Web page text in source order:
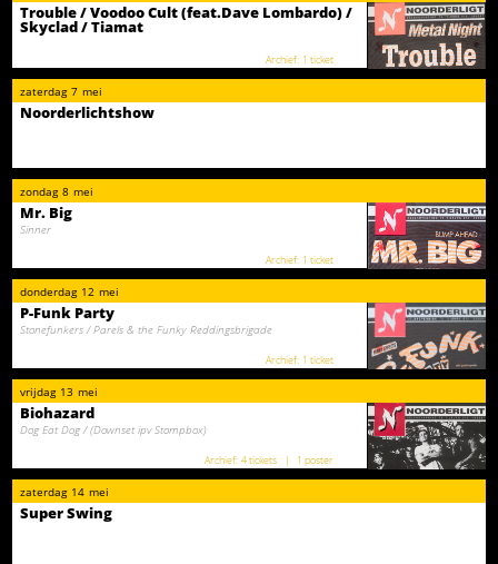
Trouble / Voodoo Cult (feat.Dave Lombardo) /
Skyclad / Tiamat
1 ticket
zaterdag 7 mei
Noorderlichtshow
zondag 8 mei
Mr. Big
Sinner
1 ticket
donderdag 12 mei
P-Funk Party
Stonefunkers / Parels & the Funky Reddingsbrigade
1 ticket
vrijdag 13 mei
Biohazard
Dog Eat Dog / (Downset ipv Stompbox)
4 tickets 1 poster
zaterdag 14 mei
Super Swing